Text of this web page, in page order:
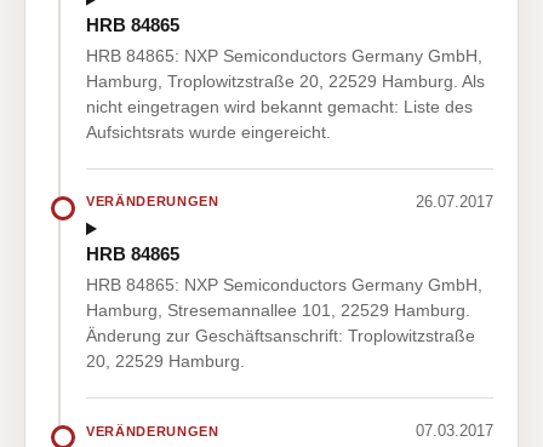
HRB 84865
HRB 84865: NXP Semiconductors Germany GmbH,
Hamburg, Troplowitzstraße 20, 22529 Hamburg. Als
nicht eingetragen wird bekannt gemacht: Liste des
Aufsichtsrats wurde eingereicht.
VERÄNDERUNGEN 26.07.2017
HRB 84865
HRB 84865: NXP Semiconductors Germany GmbH,
Hamburg, Stresemannallee 101, 22529 Hamburg.
Änderung zur Geschäftsanschrift: Troplowitzstraße
20, 22529 Hamburg.
VERÄNDERUNGEN 07.03.2017